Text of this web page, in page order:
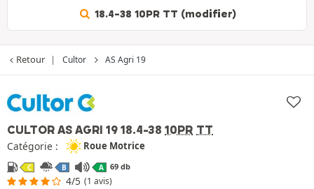
18.4-38 10PR TT (modifier)
Retour Cultor AS Agri 19
CULTOR AS AGRI 19 18.4-38 10PR TT
Catégorie : Roue Motrice
C B A 69 db
4/5 (1 avis)